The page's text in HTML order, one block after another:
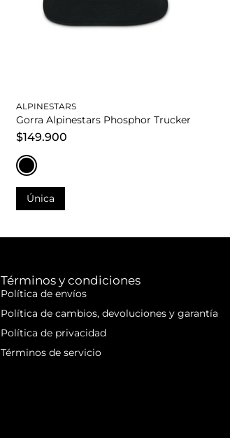
ALPINESTARS
Gorra Alpinestars Phosphor Trucker
$149.900
Única
Términos y condiciones
Política de envíos
Política de cambios, devoluciones y garantía
Política de privacidad
Términos de servicio